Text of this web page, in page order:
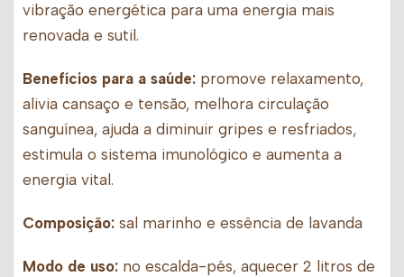
vibração energética para uma energia mais
renovada e sutil.
Benefícios para a saúde: promove relaxamento,
alivia cansaço e tensão, melhora circulação
sanguínea, ajuda a diminuir gripes e resfriados,
estimula o sistema imunológico e aumenta a
energia vital.
Composição: sal marinho e essência de lavanda
Modo de uso: no escalda-pés, aquecer 2 litros de